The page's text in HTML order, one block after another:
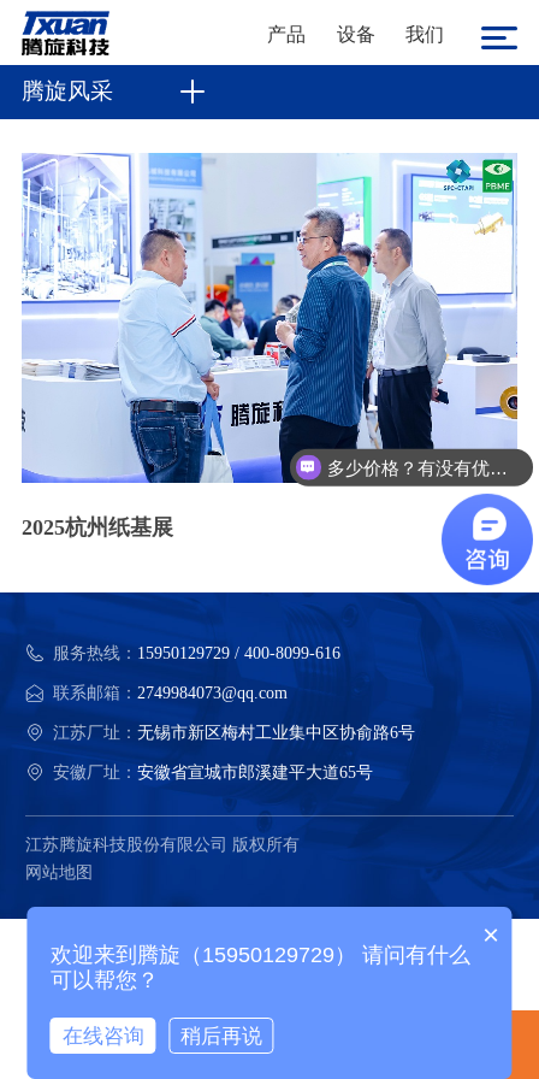
产品 设备 我们
腾旋风采
2025杭州纸基展
服务热线： 15950129729 / 400-8099-616
联系邮箱：2749984073@qq.com
江苏厂址：无锡市新区梅村工业集中区协俞路6号
安徽厂址：安徽省宣城市郎溪建平大道65号
江苏腾旋科技股份有限公司 版权所有
网站地图
产品中心 精选案例
多少价格？有没有优惠？
×
欢迎来到腾旋（15950129729） 请问有什么
可以帮您？
在线咨询 稍后再说